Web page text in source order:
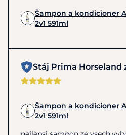
Šampon a kondicioner
2v1 591ml
Stáj Prima Horseland
Šampon a kondicioner
2v1 591ml